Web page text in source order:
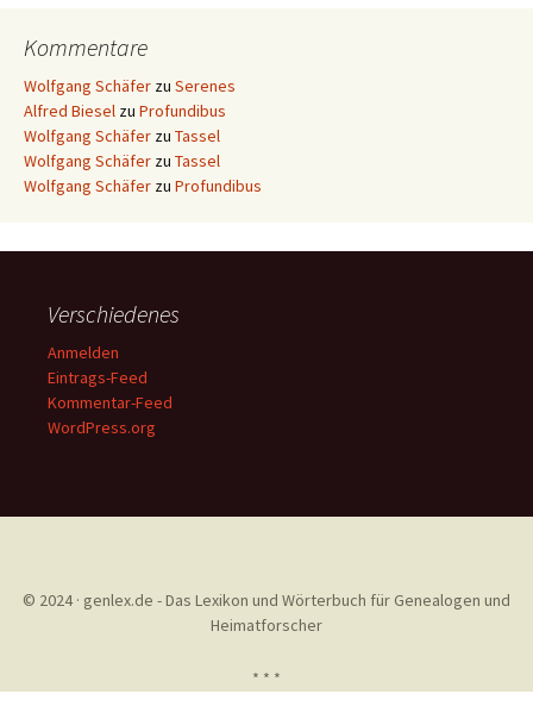
Kommentare
Wolfgang Schäfer zu Serenes
Alfred Biesel zu Profundibus
Wolfgang Schäfer zu Tassel
Wolfgang Schäfer zu Tassel
Wolfgang Schäfer zu Profundibus
Verschiedenes
Anmelden
Eintrags-Feed
Kommentar-Feed
WordPress.org
© 2024 · genlex.de - Das Lexikon und Wörterbuch für Genealogen und
Heimatforscher
* * *